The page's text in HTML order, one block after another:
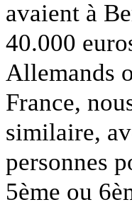
avaient à
40.000
Allemands
France,
similaire,
personnes
5ème ou